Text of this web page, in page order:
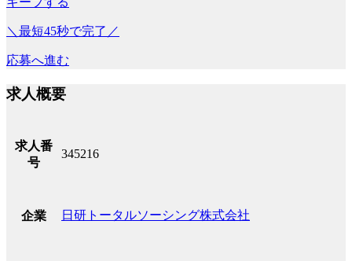
＼最短45秒で完了／
応募へ進む
求人概要
求人番
号
345216
企業 日研トータルソーシング株式会社